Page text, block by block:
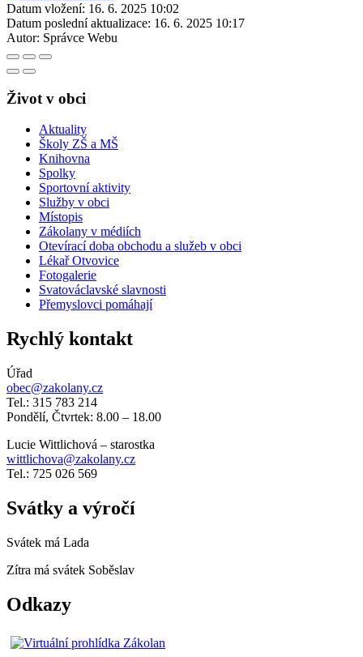
Datum vložení: 16. 6. 2025 10:02
Datum poslední aktualizace: 16. 6. 2025 10:17
Autor: Správce Webu
Život v obci
Aktuality
Školy ZŠ a MŠ
Knihovna
Spolky
Sportovní aktivity
Služby v obci
Místopis
Zákolany v médiích
Otevírací doba obchodu a služeb v obci
Lékař Otvovice
Fotogalerie
Svatováclavské slavnosti
Přemyslovci pomáhají
Rychlý kontakt
Úřad
obec@zakolany.cz
Tel.: 315 783 214
Pondělí, Čtvrtek: 8.00 – 18.00
Lucie Wittlichová – starostka
wittlichova@zakolany.cz
Tel.: 725 026 569
Svátky a výročí
Svátek má Lada
Zítra má svátek Soběslav
Odkazy